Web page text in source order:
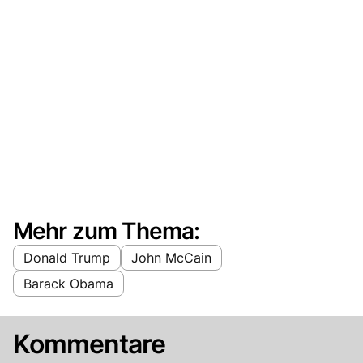
Mehr zum Thema:
Donald Trump
John McCain
Barack Obama
Kommentare